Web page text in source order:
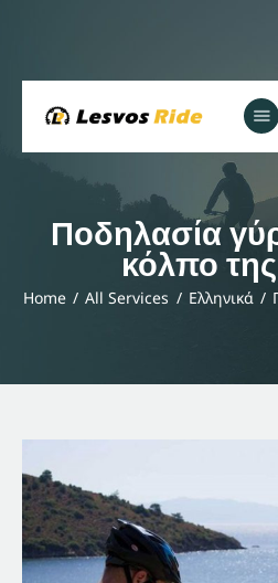
Ποδηλασία
κόλπο
Home All Services Ελληνικά
Αρχική
Υπηρεσίες
Ενημέρωση
Αρχική
Υπηρεσίες
Ενημέρωση